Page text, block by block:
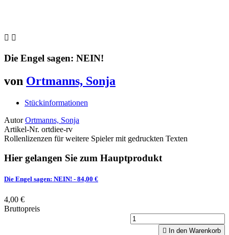
 
Die Engel sagen: NEIN!
von Ortmanns, Sonja
Stückinformationen
Autor Ortmanns, Sonja
Artikel-Nr. ortdiee-rv
Rollenlizenzen für weitere Spieler mit gedruckten Texten
Hier gelangen Sie zum Hauptprodukt
Die Engel sagen: NEIN! - 84,00 €
4,00 €
Bruttopreis
 In den Warenkorb